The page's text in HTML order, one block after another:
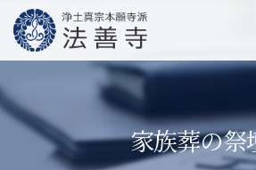
家族葬の祭